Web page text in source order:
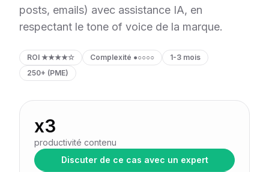
posts, emails) avec assistance IA, en
respectant le tone of voice de la marque.
ROI ★★★★☆ Complexité ●○○○○
1-3 mois
250+ (PME)
x3
productivité contenu
Discuter de ce cas avec un expert